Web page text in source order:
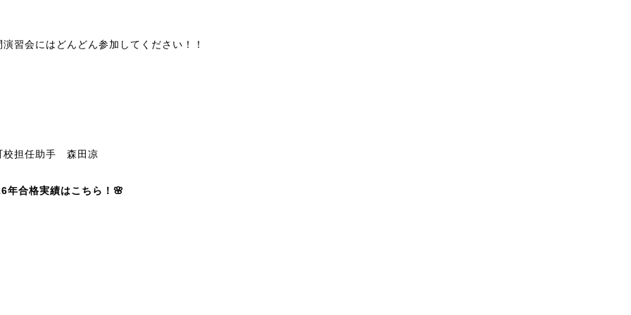
演習会にはどんどん参加してください！！
校担任助手 森田凉
年合格実績はこちら！🌸